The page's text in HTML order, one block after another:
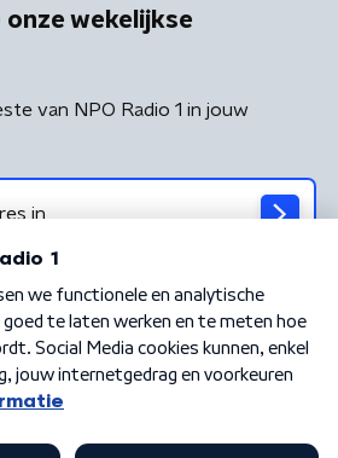
wekelijkse
van NPO Radio 1 in jouw